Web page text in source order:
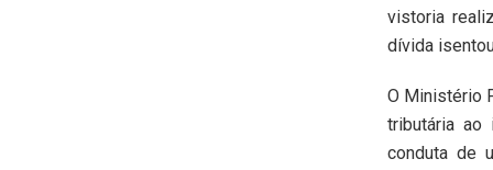
vistoria
dívida
O Ministério
tributária ao
conduta de